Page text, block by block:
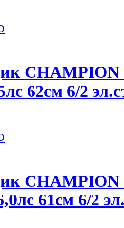
CHAMPION
62см 6/2
CHAMPION
61см 6/2